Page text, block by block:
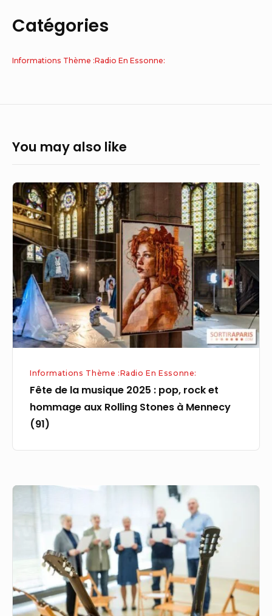
Catégories
Informations Thème :Radio En Essonne:
You may also like
Fête
de
la
musique
2025
:
pop,
rock
et
hommage
Rolling
Stones
Mennecy
Informations Thème :Radio En Essonne:
Fête de la musique 2025 : pop, rock et
hommage aux Rolling Stones à Mennecy
(91)
soigner